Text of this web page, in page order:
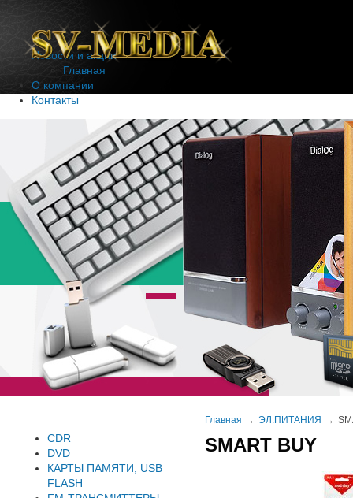
Новости и акции
Главная
О компании
Контакты
Главная ЭЛ.ПИТАНИЯ
SMART BUY
CDR
DVD
КАРТЫ ПАМЯТИ, USB
FLASH